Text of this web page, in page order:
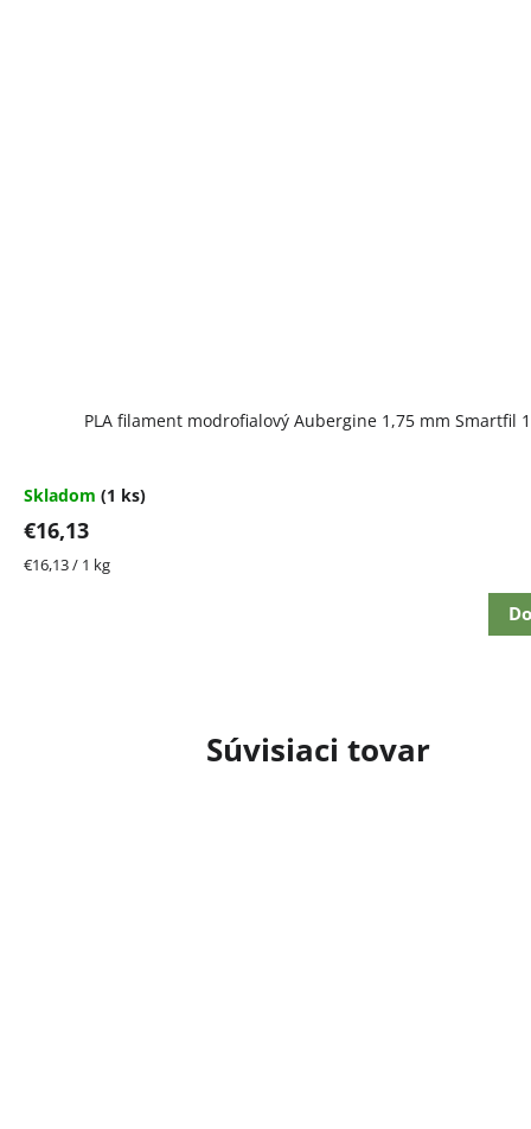
Súvisiaci tovar
PLA filament modrofialový Aubergine 1,75 mm Smartfil
Skladom (1 ks)
€16,13
Jednotková
€16,13 / 1 kg